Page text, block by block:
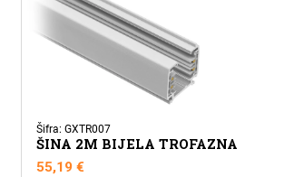
Šifra: GXTR007
ŠINA 2M BIJELA TROFAZNA
55,19€